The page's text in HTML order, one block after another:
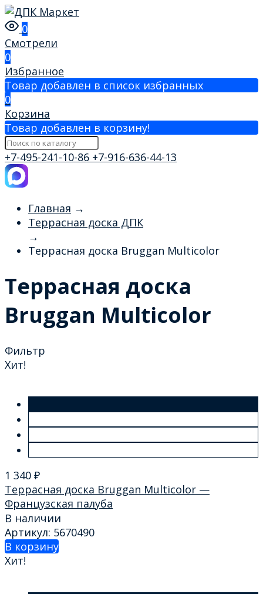
0
Смотрели
0
Избранное
Товар добавлен в список избранных
0
Корзина
Товар добавлен в корзину!
+7-495-241-10-86 +7-916-636-44-13
Главная →
Террасная доска ДПК
→
Террасная доска Bruggan Multicolor
Террасная доска
Bruggan Multicolor
Фильтр
Хит!
1 340 ₽
Террасная доска Bruggan Multicolor —
Французская палуба
В наличии
Артикул: 5670490
В корзину
Хит!